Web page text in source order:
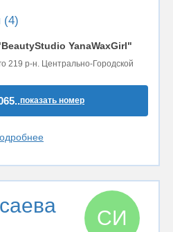
(4)
YanaWaxGirl"
219 р-н. Центрально-Городской
показать номер
СИ